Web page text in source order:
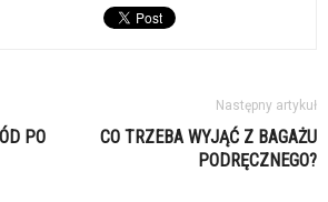
PO
Następny artykuł
CO TRZEBA WYJĄĆ Z BAGAŻU
PODRĘCZNEGO?